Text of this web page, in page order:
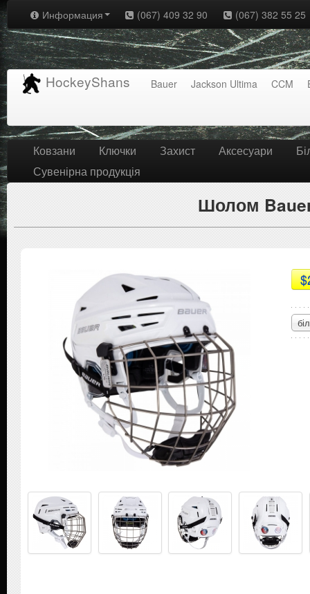
Информация (067) 409 32 90 (067) 382 55 25
HockeyShans Bauer Jackson Ultima CCM
Ковзани Ключки Захист Аксесуари
Сувенірна продукція
Шолом